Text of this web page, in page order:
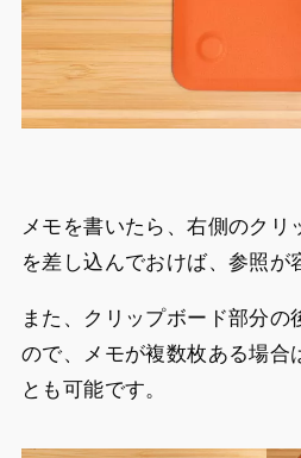
メモを書いたら、右側のクリ
を差し込んでおけば、参照が
また、クリップボード部分の
ので、メモが複数枚ある場合
とも可能です。